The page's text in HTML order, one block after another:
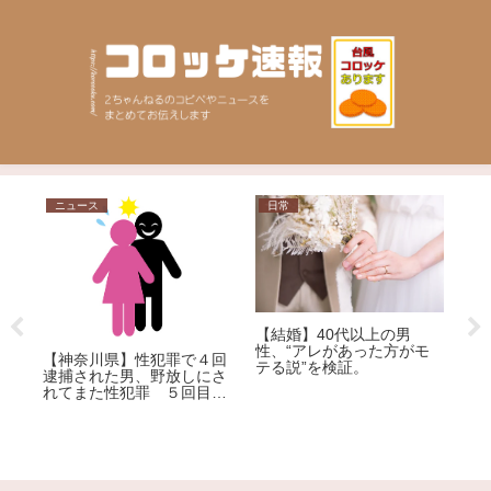
ニュース
【神奈川県】性犯罪で４回
逮捕された男、野放しにさ
れてまた性犯罪 ５回目の
日常
【結婚】40代以上の男
性、“アレがあった方がモ
テる説”を検証。